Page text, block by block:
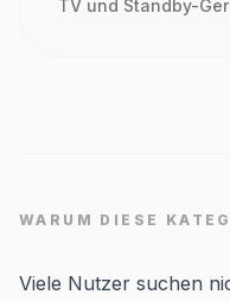
TV und Standby-
WARUM DIESE
Viele Nutzer suchen